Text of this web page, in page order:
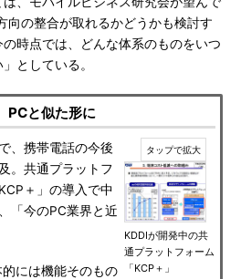
向の整合が取れるかどうかも検討す
時点では、どんな体系のものをいつ
としている。
PCと似た形に
KDDIが開発中の共
通プラットフォーム
「KCP＋」
、携帯電話の今後
。共通プラットフ
＋」の導入で中
「今のPC業界と近
には機能そのもの